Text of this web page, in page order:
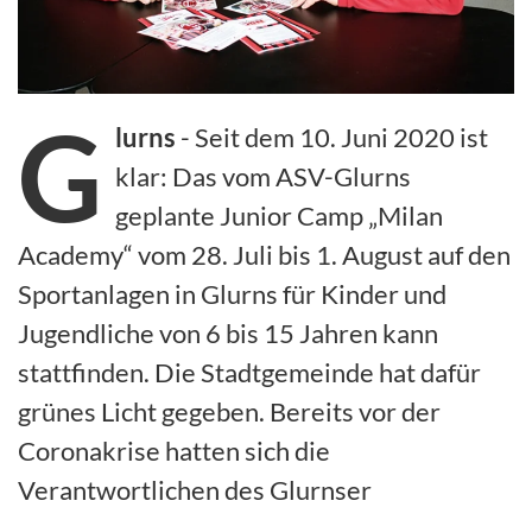
G lurns - Seit dem 10. Juni 2020 ist
klar: Das vom ASV-Glurns
geplante Junior Camp „Milan
Academy“ vom 28. Juli bis 1. August auf den
Sportanlagen in Glurns für Kinder und
Jugendliche von 6 bis 15 Jahren kann
stattfinden. Die Stadtgemeinde hat dafür
grünes Licht gegeben. Bereits vor der
Coronakrise hatten sich die
Verantwortlichen des Glurnser